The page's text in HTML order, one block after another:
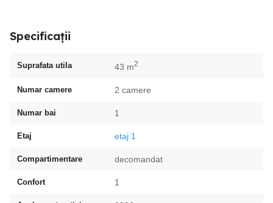
Specificații
Suprafata utila 43 m2
Numar camere 2 camere
Numar bai 1
Etaj etaj 1
Compartimentare decomandat
Confort 1